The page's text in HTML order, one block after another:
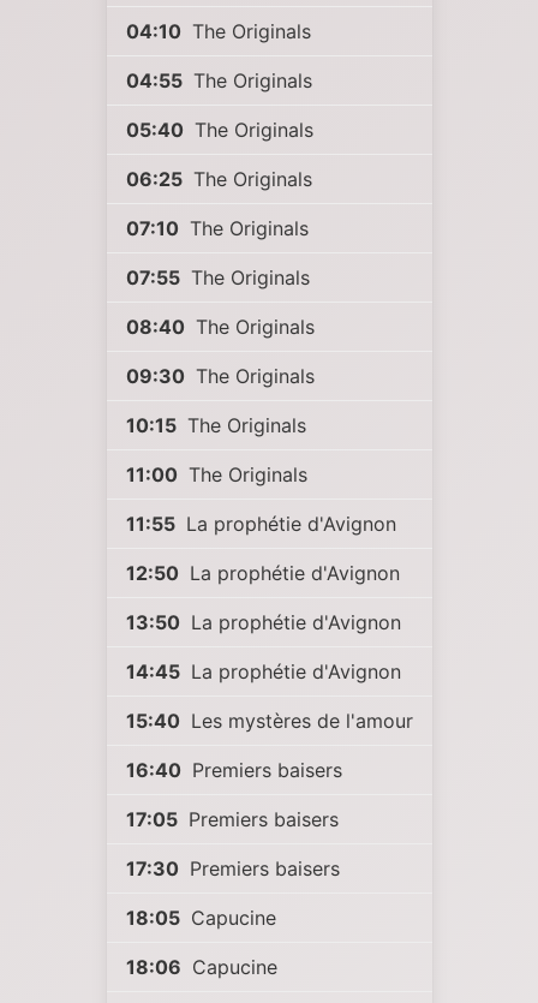
04:10 The Originals
04:55 The Originals
05:40 The Originals
06:25 The Originals
07:10 The Originals
07:55 The Originals
08:40 The Originals
09:30 The Originals
10:15 The Originals
11:00 The Originals
11:55 La prophétie d'Avignon
12:50 La prophétie d'Avignon
13:50 La prophétie d'Avignon
14:45 La prophétie d'Avignon
15:40 Les mystères de l'amour
16:40 Premiers baisers
17:05 Premiers baisers
17:30 Premiers baisers
18:05 Capucine
18:06 Capucine